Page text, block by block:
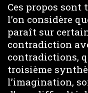
Ces propos
l’on considère
paraît sur
contradiction
contradictions,
troisième
l’imagination,